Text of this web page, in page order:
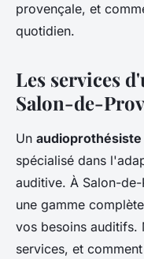
provençale, et
quotidien.
Les services
Salon-de-
Un audioprothésiste
spécialisé dans
auditive. À Salon-
une gamme
vos besoins auditifs.
services, et